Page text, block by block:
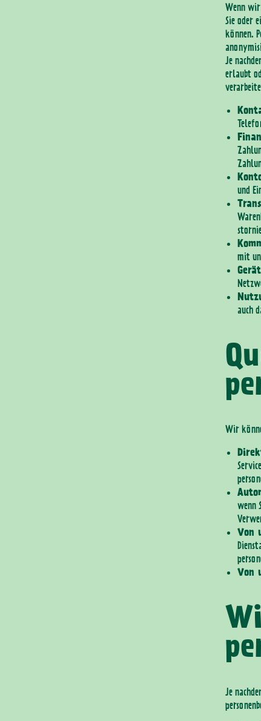
Wenn wir
Sie oder
können.
Je
erlaubt
und
mit
auch
Wir
wenn
Von
Von
Je